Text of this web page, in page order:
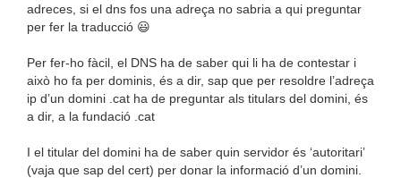
adreces, si el dns fos una adreça no sabria a qui preguntar
per fer la traducció 😃
Per fer-ho fàcil, el DNS ha de saber qui li ha de contestar i
això ho fa per dominis, és a dir, sap que per resoldre l’adreça
ip d’un domini .cat ha de preguntar als titulars del domini, és
a dir, a la fundació .cat
I el titular del domini ha de saber quin servidor és ‘autoritari’
(vaja que sap del cert) per donar la informació d’un domini.